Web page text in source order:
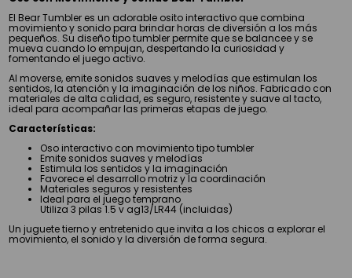
El Bear Tumbler es un adorable osito interactivo que combina
movimiento y sonido para brindar horas de diversión a los más
pequeños. Su diseño tipo tumbler permite que se balancee y se
mueva cuando lo empujan, despertando la curiosidad y
fomentando el juego activo.
Al moverse, emite sonidos suaves y melodías que estimulan los
sentidos, la atención y la imaginación de los niños. Fabricado con
materiales de alta calidad, es seguro, resistente y suave al tacto,
ideal para acompañar las primeras etapas de juego.
Características:
Oso interactivo con movimiento tipo tumbler
Emite sonidos suaves y melodías
Estimula los sentidos y la imaginación
Favorece el desarrollo motriz y la coordinación
Materiales seguros y resistentes
Ideal para el juego temprano
Utiliza 3 pilas 1.5 v ag13/LR44 (incluidas)
Un juguete tierno y entretenido que invita a los chicos a explorar el
movimiento, el sonido y la diversión de forma segura.